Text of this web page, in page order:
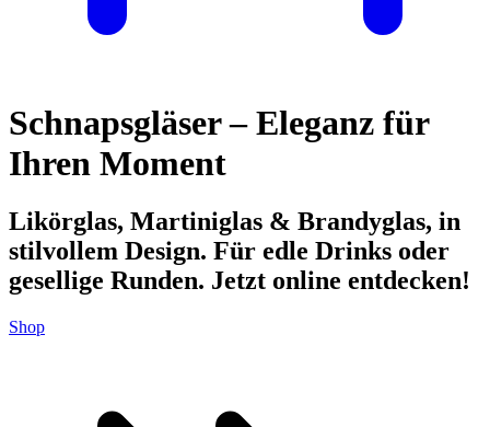
Schnapsgläser – Eleganz für
Ihren Moment
Likörglas, Martiniglas & Brandyglas, in
stilvollem Design. Für edle Drinks oder
gesellige Runden. Jetzt online entdecken!
Shop